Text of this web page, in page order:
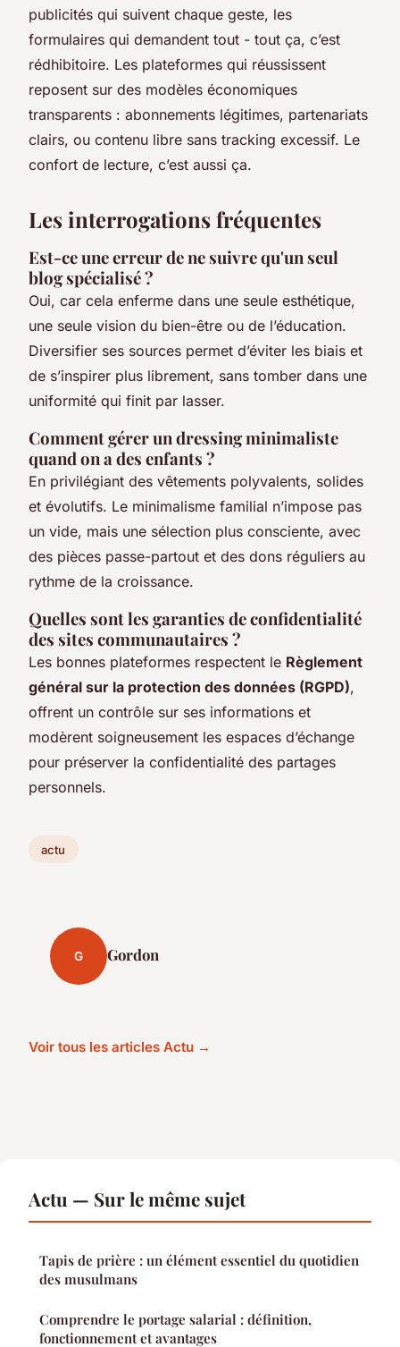
publicités qui suivent chaque geste, les
formulaires qui demandent tout - tout ça, c’est
rédhibitoire. Les plateformes qui réussissent
reposent sur des modèles économiques
transparents : abonnements légitimes, partenariats
clairs, ou contenu libre sans tracking excessif. Le
confort de lecture, c’est aussi ça.
Les interrogations fréquentes
Est-ce une erreur de ne suivre qu'un seul
blog spécialisé ?
Oui, car cela enferme dans une seule esthétique,
une seule vision du bien-être ou de l’éducation.
Diversifier ses sources permet d’éviter les biais et
de s’inspirer plus librement, sans tomber dans une
uniformité qui finit par lasser.
Comment gérer un dressing minimaliste
quand on a des enfants ?
En privilégiant des vêtements polyvalents, solides
et évolutifs. Le minimalisme familial n’impose pas
un vide, mais une sélection plus consciente, avec
des pièces passe-partout et des dons réguliers au
rythme de la croissance.
Quelles sont les garanties de confidentialité
des sites communautaires ?
Les bonnes plateformes respectent le Règlement
général sur la protection des données (RGPD),
offrent un contrôle sur ses informations et
modèrent soigneusement les espaces d’échange
pour préserver la confidentialité des partages
personnels.
actu
G Gordon
Voir tous les articles Actu →
Actu — Sur le même sujet
Tapis de prière : un élément essentiel du quotidien
des musulmans
Comprendre le portage salarial : définition,
fonctionnement et avantages